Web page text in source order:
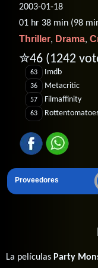
2003-01-18
01 hr 38 min (98
Thriller, Drama,
✮46 (1242
63 Imdb
36 Metacritic
57 Filmaffinity
63
Proveedores
La películas Party